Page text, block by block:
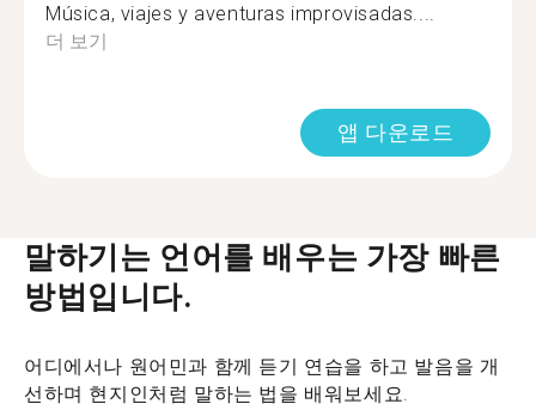
Música, viajes y aventuras improvisadas....
더 보기
앱 다운로드
말하기는 언어를 배우는 가장 빠른
방법입니다.
어디에서나 원어민과 함께 듣기 연습을 하고 발음을 개
선하며 현지인처럼 말하는 법을 배워보세요.